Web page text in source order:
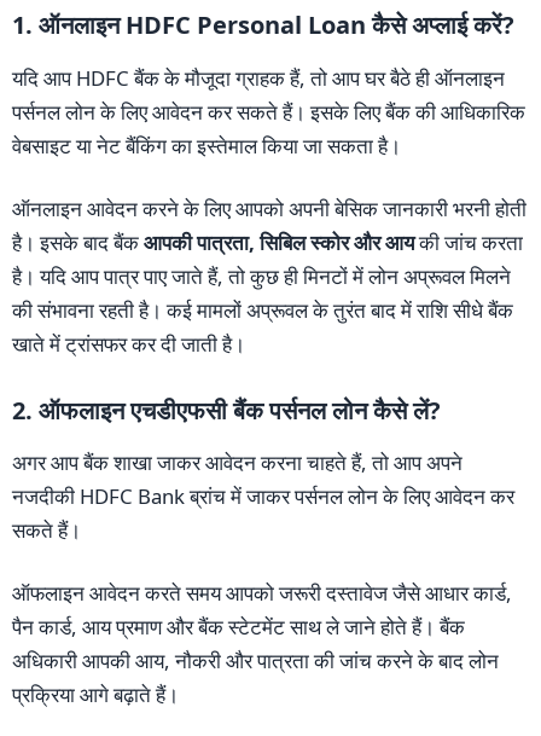
1. ऑनलाइन HDFC Personal Loan कैसे अप्लाई करें?
यदि आप HDFC बैंक के मौजूदा ग्राहक हैं, तो आप घर बैठे ही ऑनलाइन
पर्सनल लोन के लिए आवेदन कर सकते हैं। इसके लिए बैंक की आधिकारिक
वेबसाइट या नेट बैंकिंग का इस्तेमाल किया जा सकता है।
ऑनलाइन आवेदन करने के लिए आपको अपनी बेसिक जानकारी भरनी होती
है। इसके बाद बैंकआपकी पात्रता, सिबिल स्कोर और आयकी जांच करता
है। यदि आप पात्र पाए जाते हैं, तो कुछ ही मिनटों में लोन अप्रूवल मिलने
की संभावना रहती है। कई मामलों अप्रूवल के तुरंत बाद में राशि सीधे बैंक
खाते में ट्रांसफर कर दी जाती है।
2. ऑफलाइनएचडीएफसीबैंकपर्सनल लोन कैसे लें?
अगर आप बैंक शाखा जाकर आवेदन करना चाहते हैं, तो आप अपने
नजदीकी HDFC Bank ब्रांच में जाकर पर्सनल लोन के लिए आवेदन कर
सकते हैं।
ऑफलाइन आवेदन करते समय आपको जरूरी दस्तावेज जैसे आधार कार्ड,
पैन कार्ड, आय प्रमाण और बैंक स्टेटमेंट साथ ले जाने होते हैं। बैंक
अधिकारी आपकी आय, नौकरी और पात्रता की जांच करने के बाद लोन
प्रक्रिया आगे बढ़ाते हैं।